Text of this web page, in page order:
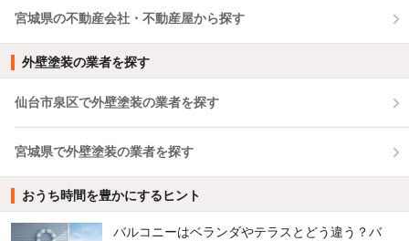
宮城県の不動産会社・不動産屋から探す
外壁塗装の業者を探す
仙台市泉区で外壁塗装の業者を探す
宮城県で外壁塗装の業者を探す
おうち時間を豊かにするヒント
バルコニーはベランダやテラスとどう違う？バ